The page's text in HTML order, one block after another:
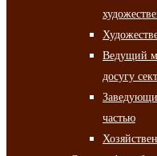
Ведущий
досугу
частью